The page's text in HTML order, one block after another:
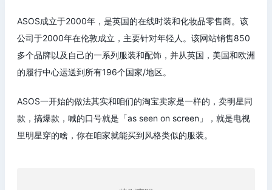
ASOS成立于2000年，是英国的在线时装和化妆品零售商。该
公司于2000年在伦敦成立，主要针对年轻人。该网站销售850
多个品牌以及自己的一系列服装和配饰，并从英国，美国和欧洲
的履行中心运送到所有196个国家/地区。
ASOS一开始的做法其实和咱们的淘宝卖家是一样的，卖明星同
款，搞爆款，喊的口号就是「as seen on screen」，就是电视
里明星穿的啥，你在咱家就能买到风格类似的服装。